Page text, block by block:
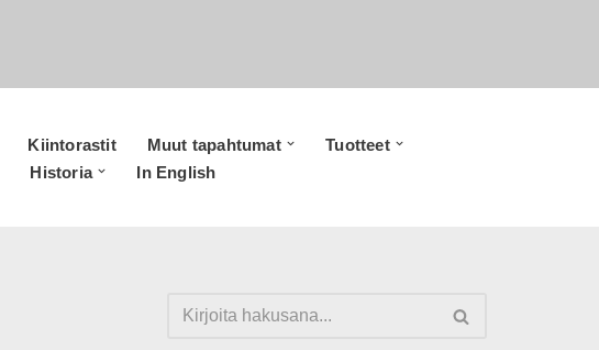
Kiintorastit Muut tapahtumat
Tuotteet
Historia In English